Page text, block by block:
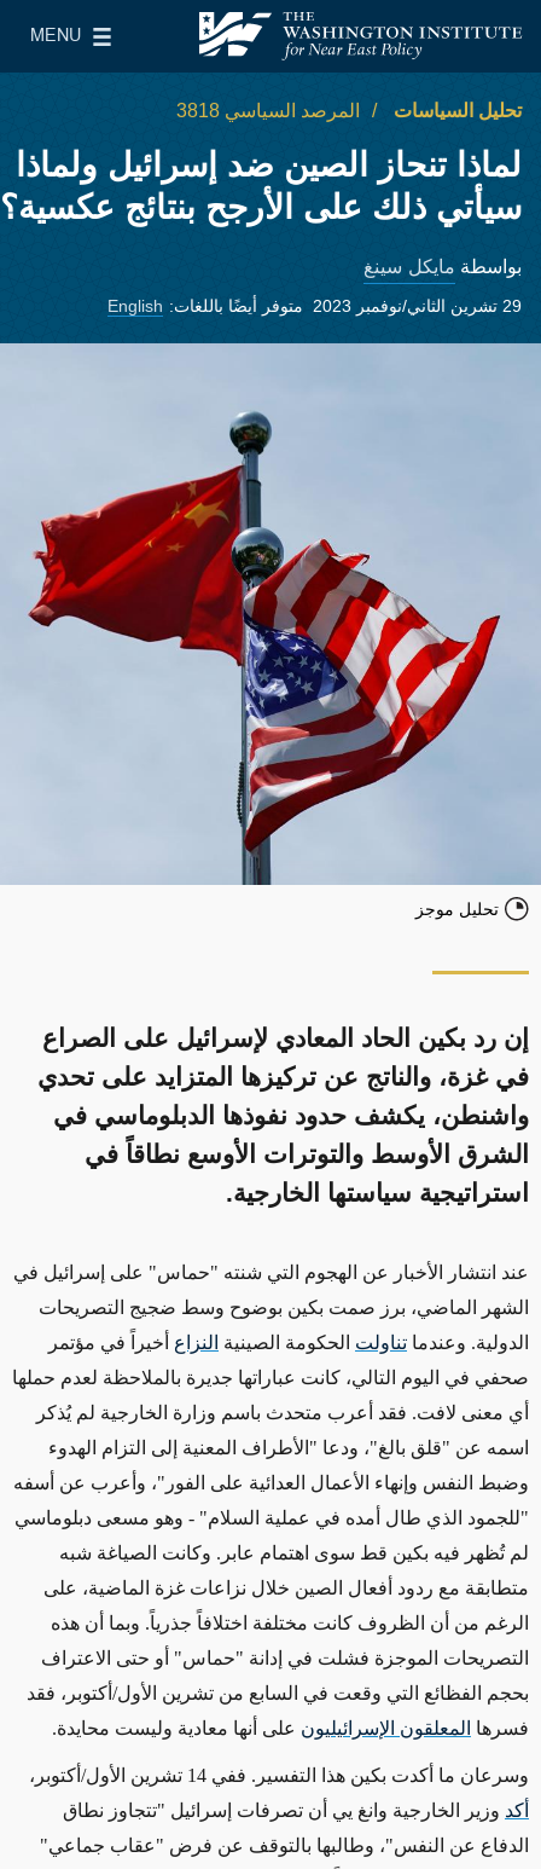
معهد واشنطن لسياسات الشرق الأدنى
MENU
Main Menu
تحليل السياسات المرصد السياسي 3818
لماذا تنحاز الصين ضد إسرائيل ولماذا
سيأتي ذلك على الأرجح بنتائج عكسية؟
بواسطة مايكل سينغ
29 تشرين الثاني/نوفمبر 2023 متوفر أيضًا باللغات: English
تحليل موجز
إن رد بكين الحاد المعادي لإسرائيل على الصراع
في غزة، والناتج عن تركيزها المتزايد على تحدي
واشنطن، يكشف حدود نفوذها الدبلوماسي في
الشرق الأوسط والتوترات الأوسع نطاقاً في
استراتيجية سياستها الخارجية.
عند انتشار الأخبار عن الهجوم التي شنته "حماس" على إسرائيل في
الشهر الماضي، برز صمت بكين بوضوح وسط ضجيج التصريحات
الدولية. وعندما تناولت الحكومة الصينية النزاع أخيراً في مؤتمر
صحفي في اليوم التالي، كانت عباراتها جديرة بالملاحظة لعدم حملها
أي معنى لافت. فقد أعرب متحدث باسم وزارة الخارجية لم يُذكر
اسمه عن "قلق بالغ"، ودعا "الأطراف المعنية إلى التزام الهدوء
وضبط النفس وإنهاء الأعمال العدائية على الفور"، وأعرب عن أسفه
"للجمود الذي طال أمده في عملية السلام" - وهو مسعى دبلوماسي
لم تُظهر فيه بكين قط سوى اهتمام عابر . وكانت الصياغة شبه
متطابقة مع ردود أفعال الصين خلال نزاعات غزة الماضية، على
الرغم من أن الظروف كانت مختلفة اختلافاً جذرياً. وبما أن هذه
التصريحات الموجزة فشلت في إدانة "حماس" أو حتى الاعتراف
بحجم الفظائع التي وقعت في السابع من تشرين الأول/أكتوبر، فقد
فسرها المعلقون الإسرائيليون على أنها معادية وليست محايدة.
وسرعان ما أكدت بكين هذا التفسير. ففي 14 تشرين الأول/أكتوبر،
أكد وزير الخارجية وانغ يي أن تصرفات إسرائيل "تتجاوز نطاق
الدفاع عن النفس"، وطالبها بالتوقف عن فرض "عقاب جماعي"